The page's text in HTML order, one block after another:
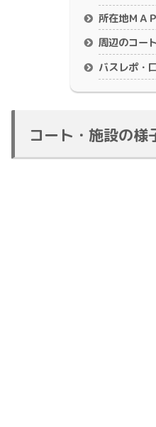
所在地ＭＡＰ
周辺のコー
バスレポ・
コート・施設の様